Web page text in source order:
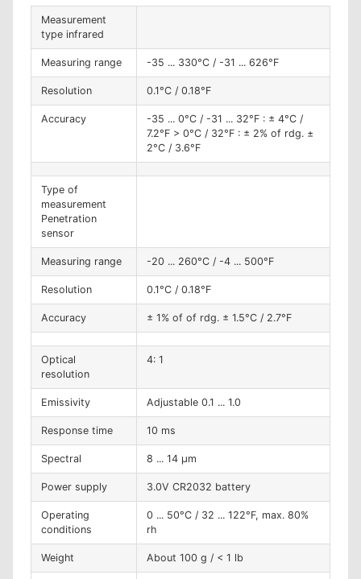
Measurement
type infrared
Measuring range -35 ... 330°C / -31 ... 626°F
Resolution 0.1°C / 0.18°F
Accuracy
-35 ... 0°C / -31 ... 32°F : ± 4°C /
7.2°F > 0°C / 32°F : ± 2% of rdg. ±
2°C / 3.6°F
Type of
measurement
Penetration
sensor
Measuring range -20 ... 260°C / -4 ... 500°F
Resolution 0.1°C / 0.18°F
Accuracy ± 1% of of rdg. ± 1.5°C / 2.7°F
Optical
resolution
4: 1
Emissivity Adjustable 0.1 ... 1.0
Response time 10 ms
Spectral 8 ... 14 μm
Power supply 3.0V CR2032 battery
Operating
conditions
0 ... 50°C / 32 ... 122°F, max. 80%
rh
Weight About 100 g / < 1 lb